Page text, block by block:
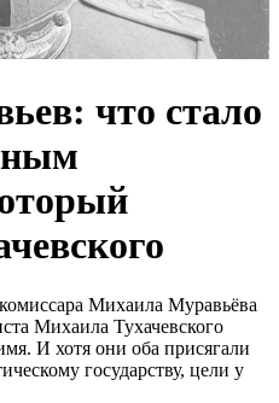
что стало
Михаила Муравьёва
Михаила Тухачевского
И хотя они оба присягали
государству, цели у